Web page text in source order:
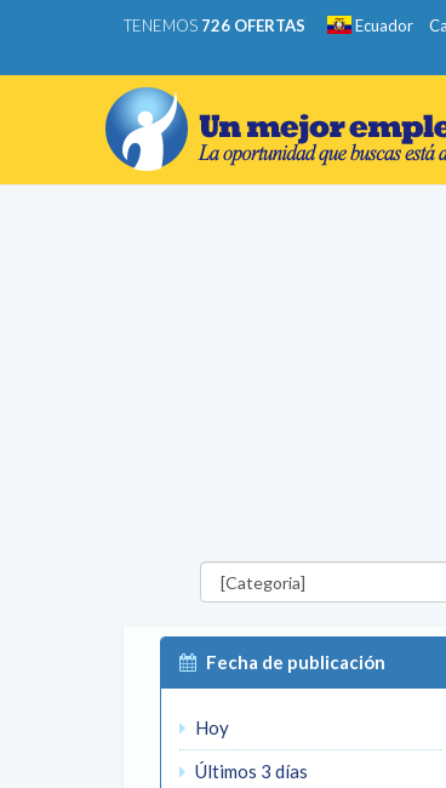
TENEMOS 726 OFERTAS Ecuador
Categorías
Fecha de publicación
Hoy
Últimos 3 días